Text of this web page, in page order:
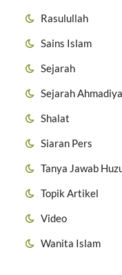
Rasulullah
Sains Islam
Sejarah
Sejarah
Shalat
Siaran Pers
Tanya Jawab
Topik Artikel
Video
Wanita Islam